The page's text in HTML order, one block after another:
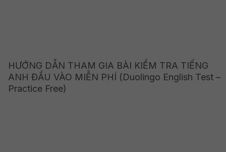
HƯỚNG DẪN THAM GIA BÀI KIỂM TRA TIẾNG
ANH ĐẦU VÀO MIỄN PHÍ (Duolingo English Test –
Practice Free)